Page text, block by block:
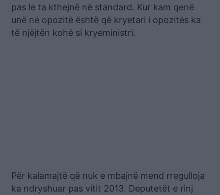
pas le ta kthejnë në standard. Kur kam qenë
unë në opozitë është që kryetari i opozitës ka
të njëjtën kohë si kryeministri.
Për kalamajtë që nuk e mbajnë mend rregulloja
ka ndryshuar pas vitit 2013. Deputetët e rinj